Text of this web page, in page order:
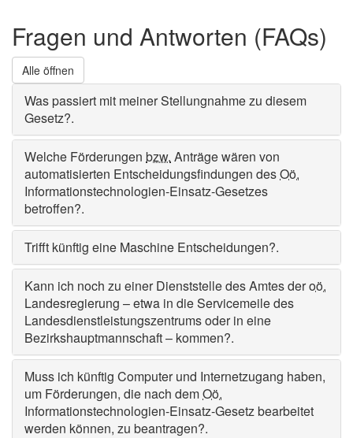
Fragen und Antworten (FAQs)
Alle öffnen
Was passiert mit meiner Stellungnahme zu diesem
Gesetz?.
Welche Förderungen bzw. Anträge wären von
automatisierten Entscheidungsfindungen desOö.
Informationstechnologien-Einsatz-Gesetzes
betroffen?.
Trifft künftig eine Maschine Entscheidungen?.
Kann ich noch zu einer Dienststelle des Amtes deroö.
Landesregierung – etwa in die Servicemeile des
Landesdienstleistungszentrums oder in eine
Bezirkshauptmannschaft – kommen?.
Muss ich künftig Computerund Internetzugang haben,
um Förderungen, die nach demOö.
Informationstechnologien-Einsatz-Gesetz bearbeitet
werden können, zu beantragen?.